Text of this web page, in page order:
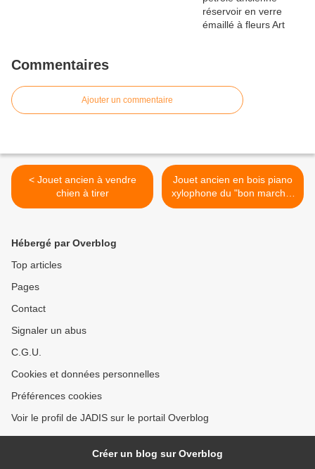
Commentaires
Ajouter un commentaire
< Jouet ancien à vendre
chien à tirer
Jouet ancien en bois piano
xylophone du "bon marché"
>
Hébergé par Overblog
Top articles
Pages
Contact
Signaler un abus
C.G.U.
Cookies et données personnelles
Préférences cookies
Voir le profil de JADIS sur le portail Overblog
Créer un blog sur Overblog